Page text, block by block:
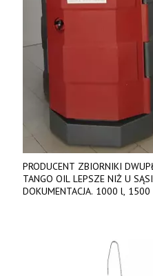
PRODUCENT ZBIORNIKI
TANGO OIL LEPSZE NIŻ U
DOKUMENTACJA. 1000 l,